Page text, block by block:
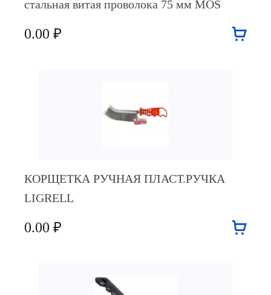
стальная витая проволока 75 мм MOS
0.00 ₽
КОРЩЕТКА РУЧНАЯ ПЛАСТ.РУЧКА
LIGRELL
0.00 ₽